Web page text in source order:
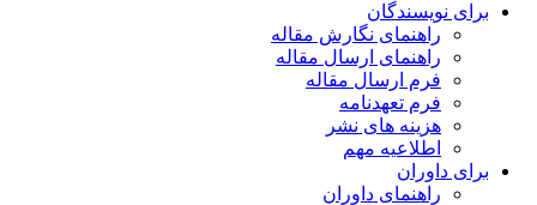
برای نویسندگان
راهنمای نگارش مقاله
راهنمای ارسال مقاله
فرم ارسال مقاله
فرم تعهدنامه
هزینه های نشر
اطلاعیه مهم
برای داوران
راهنمای داوران